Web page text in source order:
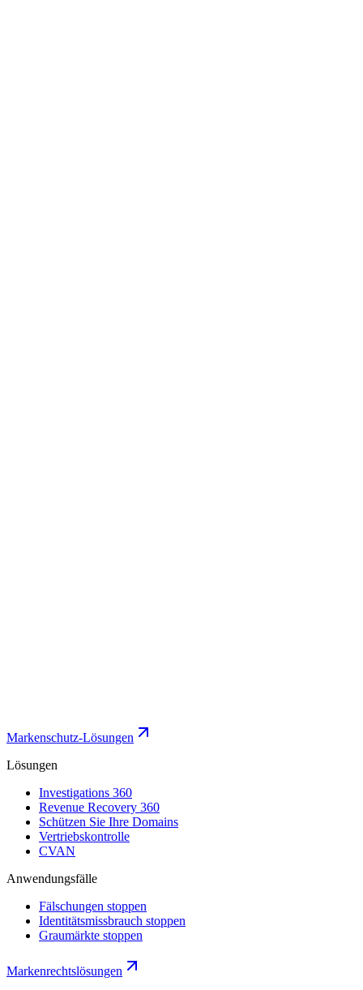
Markenschutz-Lösungen
Lösungen
Investigations 360
Revenue Recovery 360
Schützen Sie Ihre Domains
Vertriebskontrolle
CVAN
Anwendungsfälle
Fälschungen stoppen
Identitätsmissbrauch stoppen
Graumärkte stoppen
Markenrechtslösungen